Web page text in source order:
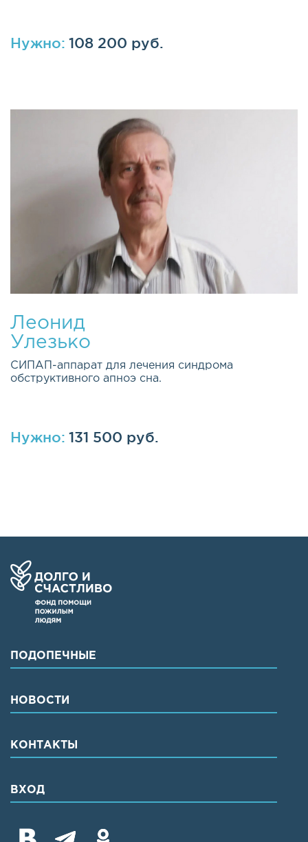
Нужно: 108 200 руб.
Леонид
Улезько
СИПАП-аппарат для лечения синдрома
обструктивного апноэ сна.
Нужно: 131 500 руб.
ПОДОПЕЧНЫЕ
НОВОСТИ
КОНТАКТЫ
ВХОД